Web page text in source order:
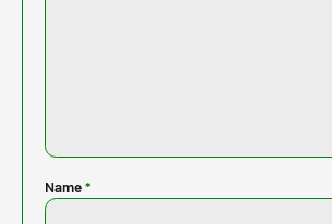
Name*